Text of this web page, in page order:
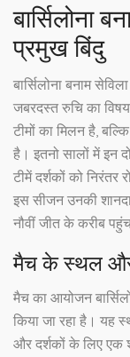
बार्सिलोना
प्रमुख बिंदु
बार्सिलोना बनाम
जबरदस्त रुचि का
टीमों का मिलन है,
है। इतनो सालों में इन
टीमें दर्शकों को निरंतर
इस सीजन उनकी
नौवीं जीत के करीब
मैच के स्थल
मैच का आयोजन
किया जा रहा है। यह
और दर्शकों के लिए एक